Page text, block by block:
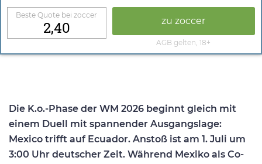
Beste Quote bei zoccer
2,40 zu zoccer
AGB gelten, 18+
Die K.o.-Phase der WM 2026 beginnt gleich mit
einem Duell mit spannender Ausgangslage:
Mexico trifft auf Ecuador. Anstoß ist am 1. Juli um
3:00 Uhr deutscher Zeit. Während Mexiko als Co-